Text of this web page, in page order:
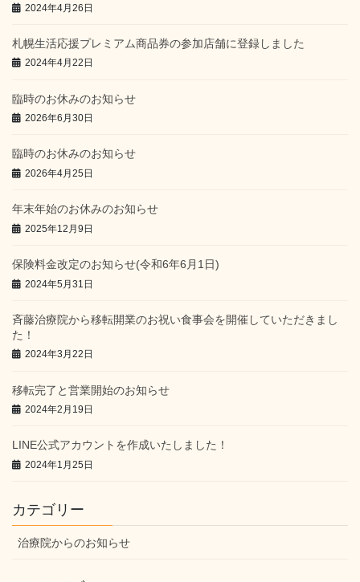
2024年4月26日
札幌生活応援プレミアム商品券の参加店舗に登録しました
2024年4月22日
臨時のお休みのお知らせ
2026年6月30日
臨時のお休みのお知らせ
2026年4月25日
年末年始のお休みのお知らせ
2025年12月9日
保険料金改定のお知らせ(令和6年6月1日)
2024年5月31日
斉藤治療院から移転開業のお祝い食事会を開催していただきまし
た！
2024年3月22日
移転完了と営業開始のお知らせ
2024年2月19日
LINE公式アカウントを作成いたしました！
2024年1月25日
カテゴリー
治療院からのお知らせ